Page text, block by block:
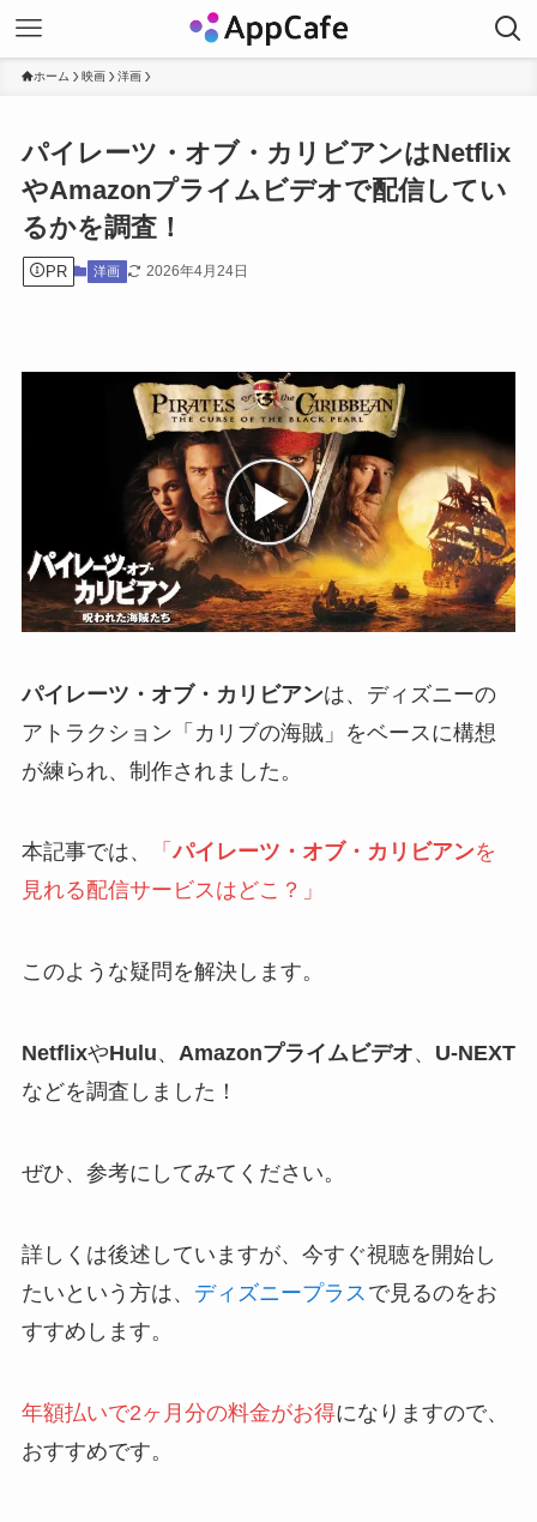
ホーム 映画 洋画
パイレーツ・オブ・カリビアンはNetflix
やAmazonプライムビデオで配信してい
るかを調査！
PR 洋画 2026年4月24日
パイレーツ・オブ・カリビアンは、ディズニーの
アトラクション「カリブの海賊」をベースに構想
が練られ、制作されました。
本記事では、 「パイレーツ・オブ・カリビアンを
見れる配信サービスはどこ？」
このような疑問を解決します。
NetflixやHulu、 Amazonプライムビデオ、 U-NEXT
などを調査しました！
ぜひ、参考にしてみてください。
詳しくは後述していますが、今すぐ視聴を開始し
たいという方は、 ディズニープラス で見るのをお
すすめします。
年額払いで2ヶ月分の料金がお得になりますので、
おすすめです。